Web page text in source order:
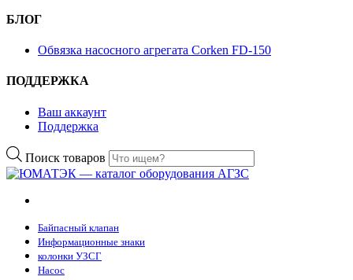
БЛОГ
Обвязка насосного агрегата Corken FD-150
ПОДДЕРЖКА
Ваш аккаунт
Поддержка
Поиск товаров
Байпасный клапан
Информационные знаки
колонки УЗСГ
Насос